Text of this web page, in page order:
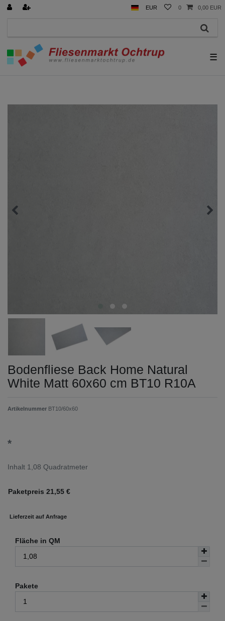
EUR 0 0,00 EUR
☰
Bodenfliese Back Home Natural
White Matt 60x60 cm BT10 R10A
Artikelnummer BT10/60x60
*
Inhalt 1,08 Quadratmeter
Paketpreis 21,55 €
Lieferzeit auf Anfrage
Fläche in QM
Pakete